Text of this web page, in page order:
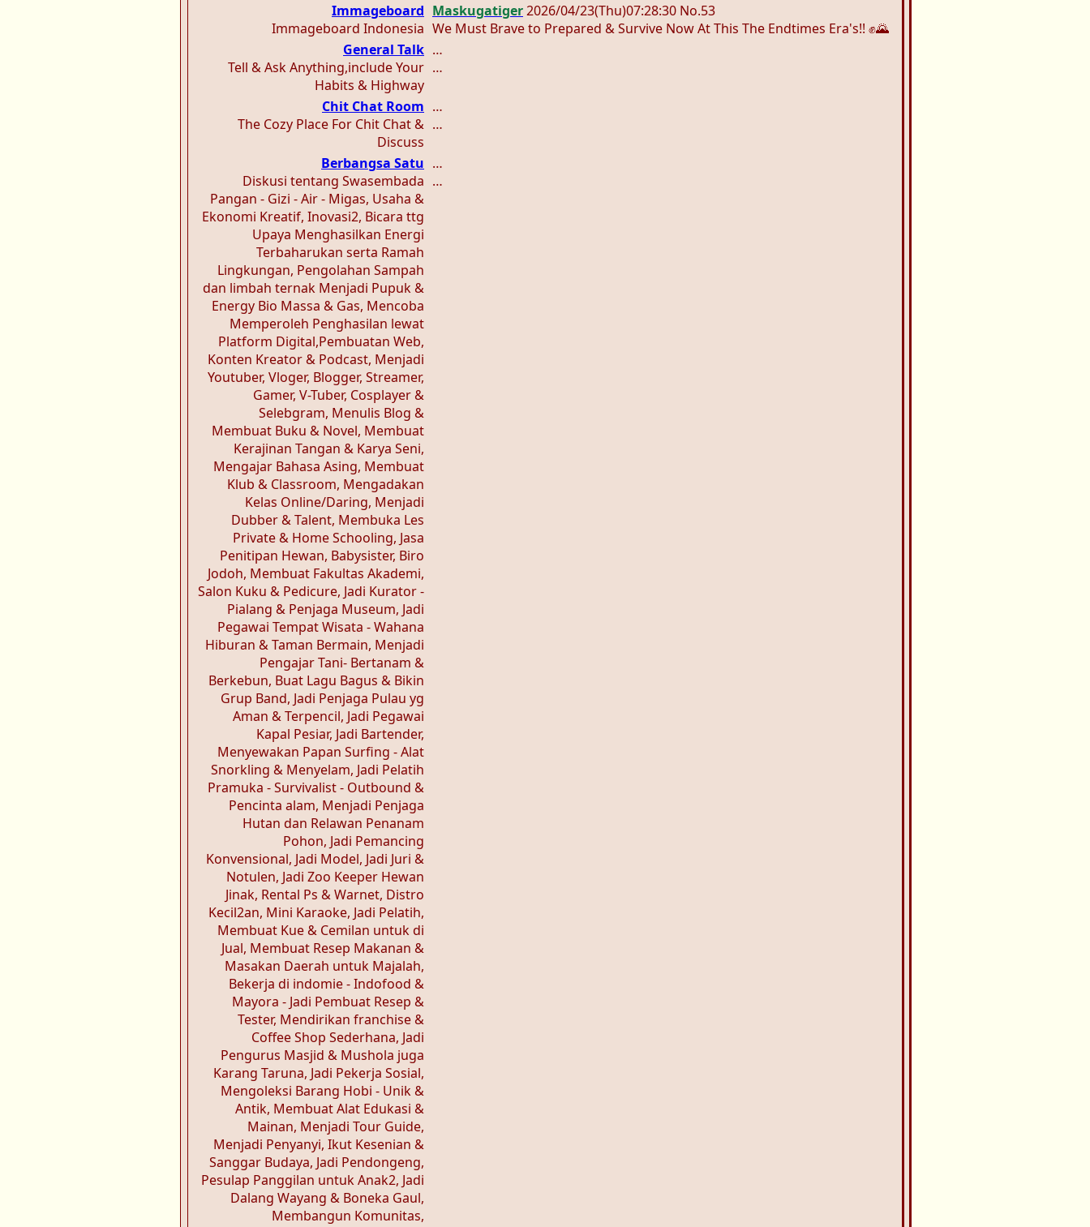
Immageboard
Immageboard Indonesia
Maskugatiger2026/04/23(Thu)07:28:30 No.53
We Must Brave to Prepared & Survive Now At This The Endtimes Era's!! ✊🌄
General Talk
Tell & Ask Anything,include Your
Habits & Highway
…
…
Chit Chat Room
The Cozy Place For Chit Chat &
Discuss
…
…
Berbangsa Satu
Diskusi tentang Swasembada
Pangan - Gizi - Air - Migas, Usaha &
Ekonomi Kreatif, Inovasi2, Bicara ttg
Upaya Menghasilkan Energi
Terbaharukan serta Ramah
Lingkungan, Pengolahan Sampah
dan limbah ternak Menjadi Pupuk &
Energy Bio Massa & Gas, Mencoba
Memperoleh Penghasilan lewat
Platform Digital,Pembuatan Web,
Konten Kreator & Podcast, Menjadi
Youtuber, Vloger, Blogger, Streamer,
Gamer, V-Tuber, Cosplayer &
Selebgram, Menulis Blog &
Membuat Buku & Novel, Membuat
Kerajinan Tangan & Karya Seni,
Mengajar Bahasa Asing, Membuat
Klub & Classroom, Mengadakan
Kelas Online/Daring, Menjadi
Dubber & Talent, Membuka Les
Private & Home Schooling, Jasa
Penitipan Hewan, Babysister, Biro
Jodoh, Membuat Fakultas Akademi,
Salon Kuku & Pedicure, Jadi Kurator -
Pialang & Penjaga Museum, Jadi
Pegawai Tempat Wisata - Wahana
Hiburan & Taman Bermain, Menjadi
Pengajar Tani- Bertanam &
Berkebun, Buat Lagu Bagus & Bikin
Grup Band, Jadi Penjaga Pulau yg
Aman & Terpencil, Jadi Pegawai
Kapal Pesiar, Jadi Bartender,
Menyewakan Papan Surfing - Alat
Snorkling & Menyelam, Jadi Pelatih
Pramuka - Survivalist - Outbound &
Pencinta alam, Menjadi Penjaga
Hutan dan Relawan Penanam
Pohon, Jadi Pemancing
Konvensional, Jadi Model, Jadi Juri &
Notulen, Jadi Zoo Keeper Hewan
Jinak, Rental Ps & Warnet, Distro
Kecil2an, Mini Karaoke, Jadi Pelatih,
Membuat Kue & Cemilan untuk di
Jual, Membuat Resep Makanan &
Masakan Daerah untuk Majalah,
Bekerja di indomie - Indofood &
Mayora - Jadi Pembuat Resep &
Tester, Mendirikan franchise &
Coffee Shop Sederhana, Jadi
Pengurus Masjid & Mushola juga
Karang Taruna, Jadi Pekerja Sosial,
Mengoleksi Barang Hobi - Unik &
Antik, Membuat Alat Edukasi &
Mainan, Menjadi Tour Guide,
Menjadi Penyanyi, Ikut Kesenian &
Sanggar Budaya, Jadi Pendongeng,
Pesulap Panggilan untuk Anak2, Jadi
Dalang Wayang & Boneka Gaul,
Membangun Komunitas,
…
…